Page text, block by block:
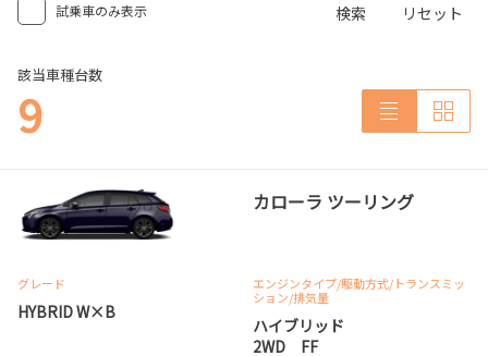
試乗車のみ表示 検索 リセット
該当車種台数
9
カローラ ツーリング
グレード
HYBRID W×B
エンジンタイプ/駆動方式/トランスミッ
ション/排気量
ハイブリッド
2WD FF